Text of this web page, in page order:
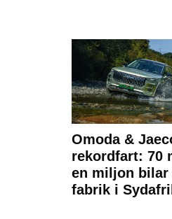
Omoda &
rekordfart: 70
en miljon bilar
fabrik i